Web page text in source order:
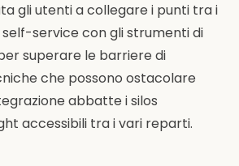
gli utenti a collegare i punti tra i
self-service con gli strumenti di
superare le barriere di
che possono ostacolare
abbatte i silos
accessibili tra i vari reparti.